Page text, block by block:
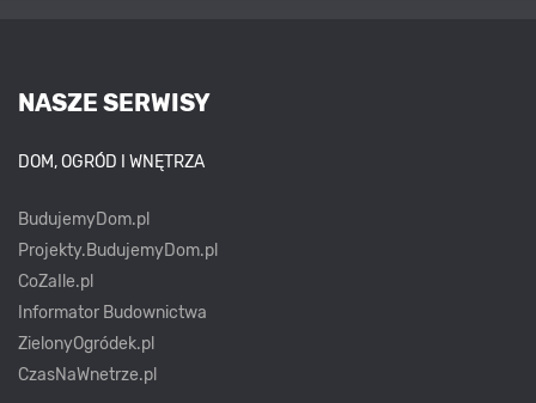
NASZE SERWISY
DOM, OGRÓD I WNĘTRZA
BudujemyDom.pl
Projekty.BudujemyDom.pl
CoZaIle.pl
Informator Budownictwa
ZielonyOgródek.pl
CzasNaWnetrze.pl